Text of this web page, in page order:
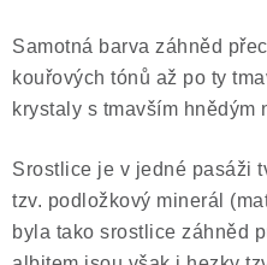
Samotná barva záhněd
kouřových tónů až po ty
krystaly s tmavším hnědým
Srostlice je v jedné pasáži
tzv. podložkový minerál
byla tako srostlice záhněd